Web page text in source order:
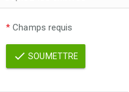
* Champs requis
SOUMETTRE